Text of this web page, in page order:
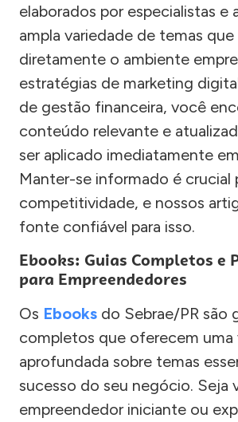
elaborados por especialistas e
ampla variedade de temas
diretamente o ambiente
estratégias de marketing
de gestão financeira, você
conteúdo relevante e
ser aplicado imediatamente
Manter-se informado é crucial
competitividade, e nossos
fonte confiável para isso.
Ebooks: Guias Completos e
para Empreendedores
Os Ebooks do Sebrae/PR são
completos que oferecem uma
aprofundada sobre temas
sucesso do seu negócio. Seja
empreendedor iniciante ou